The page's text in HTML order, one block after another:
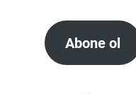
Abone ol